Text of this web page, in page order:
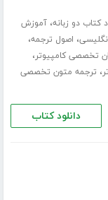
کتاب دو زبانه،آموزش
، اصول ترجمه،
تخصصی کامپیوتر،
، ترجمه متون تخصصی
دانلود کتاب